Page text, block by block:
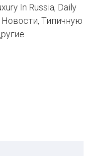
In Russia, Daily
Типичную